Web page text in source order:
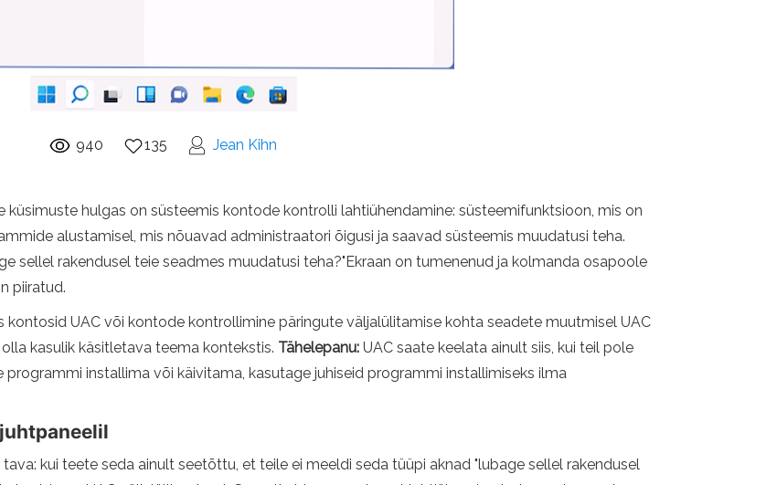
940 135 Jean Kihn
hulgas on süsteemis kontode kontrolli lahtiühendamine: süsteemifunktsioon, mis on
alustamisel, mis nõuavad administraatori õigusi ja saavad süsteemis muudatusi teha.
sellel rakendusel teie seadmes muudatusi teha?"Ekraan on tumenenud ja kolmanda osapoole
piiratud.
kontosid UAC või kontode kontrollimine päringute väljalülitamise kohta seadete muutmisel UAC
kasulik käsitletava teema kontekstis. Tähelepanu: UAC saate keelata ainult siis, kui teil pole
installima või käivitama, kasutage juhiseid programmi installimiseks ilma
kui teete seda ainult seetõttu, et teile ei meeldi seda tüüpi aknad "lubage sellel rakendusel